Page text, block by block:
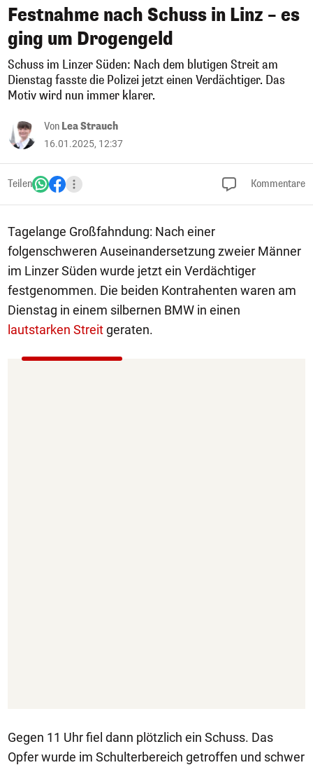
Festnahme nach Schuss in Linz – es
ging um Drogengeld
Schuss im Linzer Süden: Nach dem blutigen Streit am
Dienstag fasste die Polizei jetzt einen Verdächtiger. Das
Motiv wird nun immer klarer.
Von Lea Strauch
16.01.2025, 12:37
Teilen Kommentare
Tagelange Großfahndung: Nach einer
folgenschweren Auseinandersetzung zweier Männer
im Linzer Süden wurde jetzt ein Verdächtiger
festgenommen. Die beiden Kontrahenten waren am
Dienstag in einem silbernen BMW in einen
lautstarken Streitgeraten.
Gegen 11 Uhr fiel dann plötzlich ein Schuss. Das
Opfer wurde im Schulterbereich getroffen und schwer